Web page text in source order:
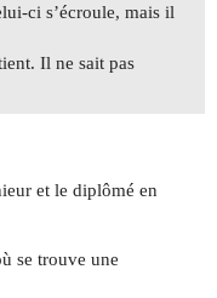
ci s’écroule, mais il
Il ne sait pas
et le diplômé en
se trouve une